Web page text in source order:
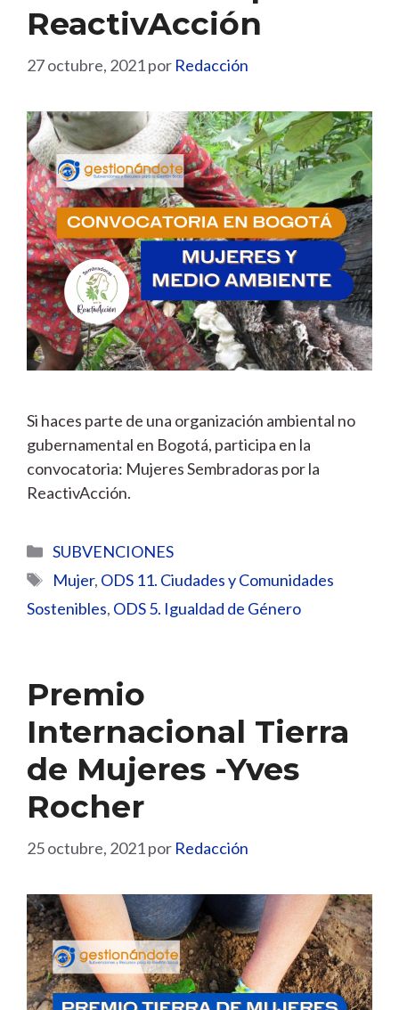
ReactivAcción
27 octubre, 2021por Redacción
Si haces parte de una organización ambiental no
gubernamental en Bogotá, participa en la
convocatoria: Mujeres Sembradoras por la
ReactivAcción.
Categorías
SUBVENCIONES
Etiquetas
Mujer, ODS 11. Ciudades y Comunidades
Sostenibles, ODS 5. Igualdad de Género
Premio
Internacional Tierra
de Mujeres -Yves
Rocher
25 octubre, 2021por Redacción